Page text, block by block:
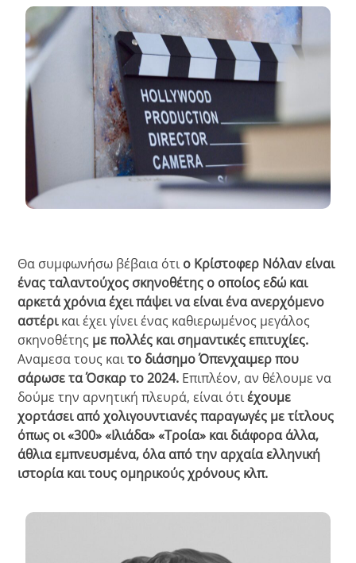
Θα συμφωνήσω βέβαια ότι ο Κρίστοφερ Νόλαν είναι
ένας ταλαντούχος σκηνοθέτης ο οποίος εδώ και
αρκετά χρόνια έχει πάψει να είναι ένα ανερχόμενο
αστέρικαι έχει γίνει ένας καθιερωμένος μεγάλος
σκηνοθέτης με πολλές και σημαντικές επιτυχίες.
Αναμεσα τους καιτο διάσημο Όπενχαιμερ που
σάρωσε τα Όσκαρ το 2024. Επιπλέον, αν θέλουμε να
δούμε την αρνητική πλευρά, είναι ότιέχουμε
χορτάσει από χολιγουντιανές παραγωγές με τίτλους
όπως οι «300» «Ιλιάδα» «Τροία» και διάφορα άλλα,
άθλια εμπνευσμένα, όλα από την αρχαία ελληνική
ιστορία και τους ομηρικούς χρόνους κλπ.